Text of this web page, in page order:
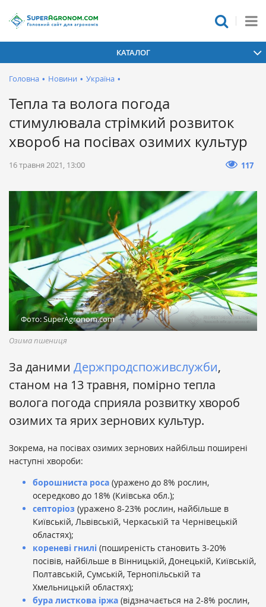
КАТАЛОГ
Головна • Новини • Україна •
Тепла та волога погода
стимулювала стрімкий розвиток
хвороб на посівах озимих культур
16 травня 2021, 13:00 117
Фото: SuperAgronom.com
Озима пшениця
За даними Держпродспоживслужби,
станом на 13 травня, помірно тепла
волога погода сприяла розвитку хвороб
озимих та ярих зернових культур.
Зокрема, на посівах озимих зернових найбільш поширені
наступні хвороби:
борошниста роса (уражено до 8% рослин,
осередково до 18% (Київська обл.);
септоріоз (уражено 8-23% рослин, найбільше в
Київській, Львівській, Черкаській та Чернівецькій
областях);
кореневі гнилі (поширеність становить 3-20%
посівів, найбільше в Вінницькій, Донецькій, Київській,
Полтавській, Сумській, Тернопільській та
Хмельницькій областях);
бура листкова іржа (відзначається на 2-8% рослин,